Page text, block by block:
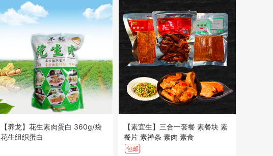
【养龙】花生素肉蛋白 360g/袋
花生组织蛋白
【素宜生】三合一套餐 素餐块 素
餐片 素禅条 素肉 素食
包邮